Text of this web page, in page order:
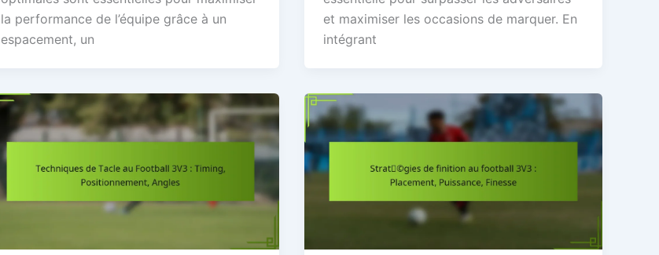
la performance de l’équipe grâce à un
espacement, un
et maximiser les occasions de marquer. En
intégrant